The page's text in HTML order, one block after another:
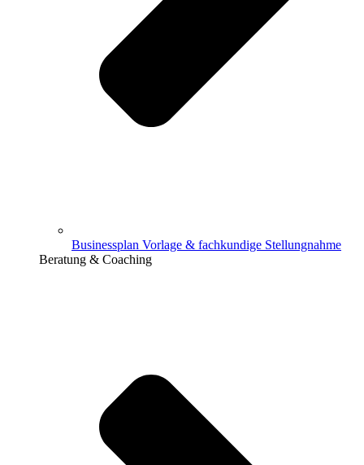
Businessplan Vorlage & fachkundige Stellungnahme
Beratung & Coaching